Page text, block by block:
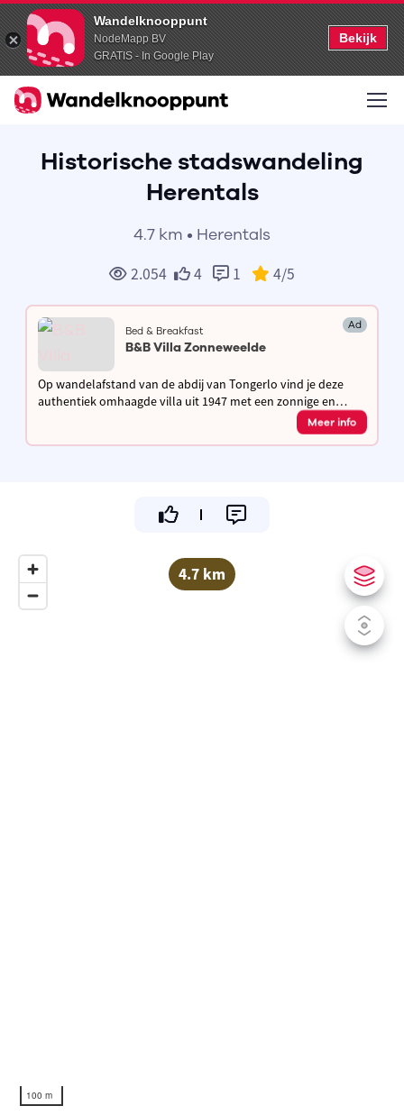
Wandelknooppunt
NodeMapp BV
GRATIS - In Google Play
Bekijk
Historische stadswandeling
Herentals
4.7 km • Herentals
2.054 4 1 4/5
Bed & Breakfast Ad
B&B Villa Zonneweelde
Op wandelafstand van de abdij van Tongerlo vind je deze
authentiek omhaagde villa uit 1947 met een zonnige en
Meer info
4.7 km
100 m